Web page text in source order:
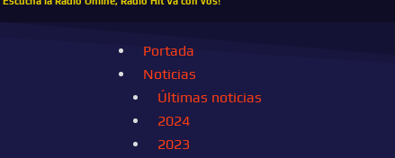
Portada
Noticias
Últimas noticias
2024
2023